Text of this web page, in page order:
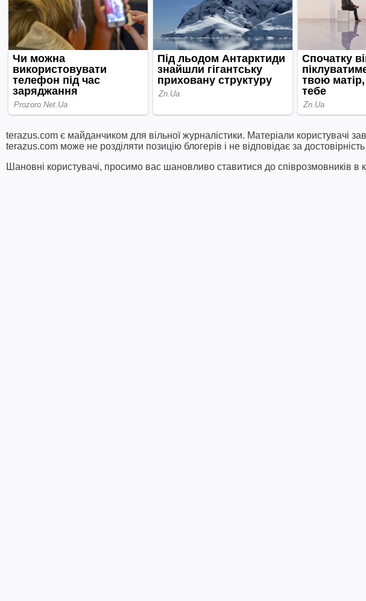
terazus.com є майданчиком для вільної журналістики. Матеріали користувачі
terazus.com може не розділяти позицію блогерів і не відповідає за
Шановні користувачі, просимо вас шановливо ставитися до співрозмовників в